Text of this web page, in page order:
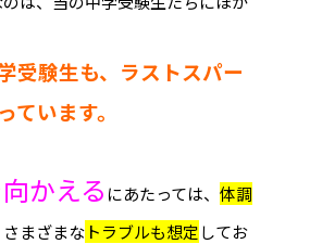
受験生も、ラストスパー
ています。
かえる にあたっては、 体調
まざまなトラブルも想定してお